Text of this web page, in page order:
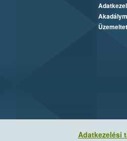
Adatkezelési